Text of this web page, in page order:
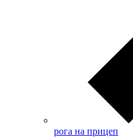
рога на прицеп